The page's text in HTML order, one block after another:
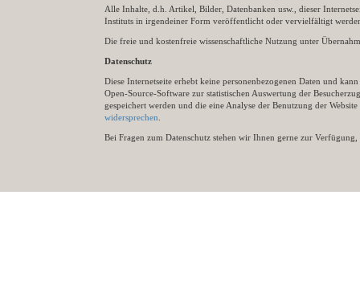
Alle Inhalte, d.h. Artikel, Bilder, Datenbanken usw., dieser
Instituts in irgendeiner Form veröffentlicht oder vervielfältigt
Die freie und kostenfreie wissenschaftliche Nutzung unter
Datenschutz
Diese Internetseite erhebt keine personenbezogenen Daten und
Open-Source-Software zur statistischen Auswertung der
gespeichert werden und die eine Analyse der Benutzung der
widersprechen
Bei Fragen zum Datenschutz stehen wir Ihnen gerne zur